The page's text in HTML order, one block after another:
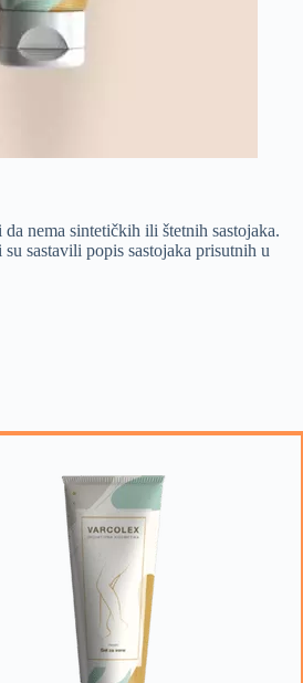
nema sintetičkih ili štetnih sastojaka.
sastavili popis sastojaka prisutnih u